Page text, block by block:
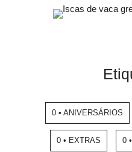
0 • ANIVERSÁRIOS
0 • EXTRAS 0